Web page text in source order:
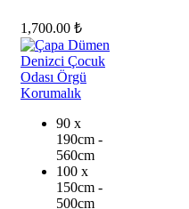
1,700.00 ₺
90 x
190cm -
560cm
100 x
150cm -
500cm